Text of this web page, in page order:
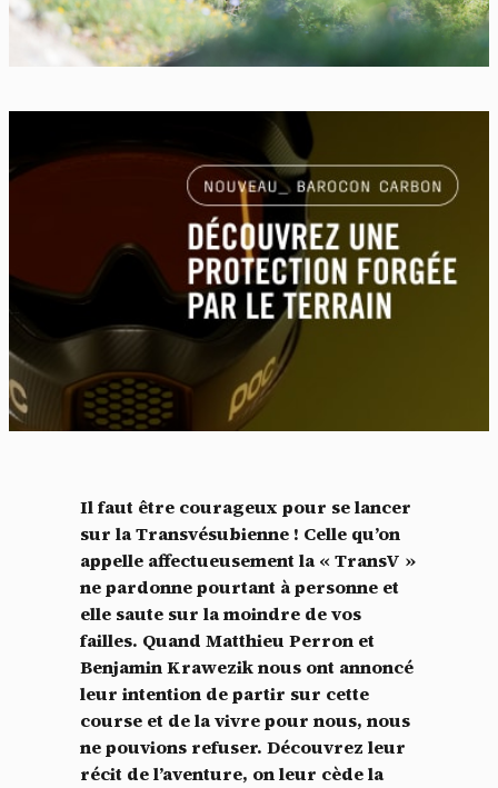
Il faut être courageux pour se lancer
sur la Transvésubienne ! Celle qu’on
appelle affectueusement la « TransV »
ne pardonne pourtant à personne et
elle saute sur la moindre de vos
failles. Quand Matthieu Perron et
Benjamin Krawezik nous ont annoncé
leur intention de partir sur cette
course et de la vivre pour nous, nous
ne pouvions refuser. Découvrez leur
récit de l’aventure, on leur cède la